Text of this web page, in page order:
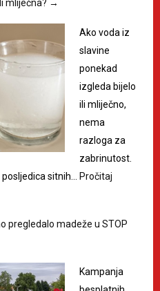
mliječna? →
Ako voda iz
slavine
ponekad
izgleda bijelo
ili mliječno,
nema
razloga za
zabrinutost.
sitnih… Pročitaj
pregledalo madeže u STOP
Kampanja